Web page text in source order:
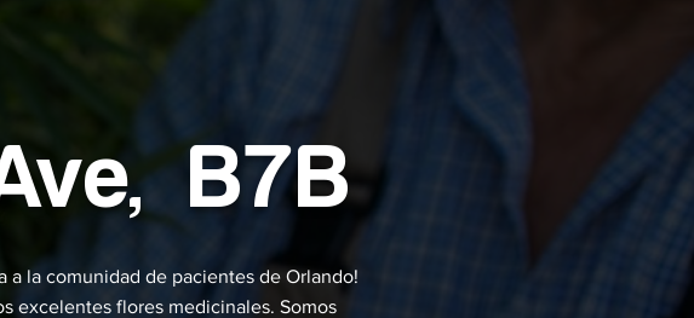
B7B
a la comunidad de pacientes de Orlando!
excelentes flores medicinales. Somos